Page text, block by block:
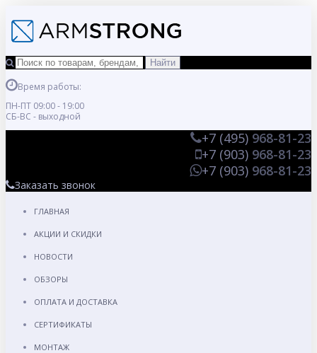
Время работы:
ПН-ПТ 09:00 - 19:00
СБ-ВС - выходной
+7 (495) 968-81-23
+7 (903) 968-81-23
+7 (903) 968-81-23
Заказать звонок
ГЛАВНАЯ
АКЦИИ И СКИДКИ
НОВОСТИ
ОБЗОРЫ
ОПЛАТА И ДОСТАВКА
СЕРТИФИКАТЫ
МОНТАЖ